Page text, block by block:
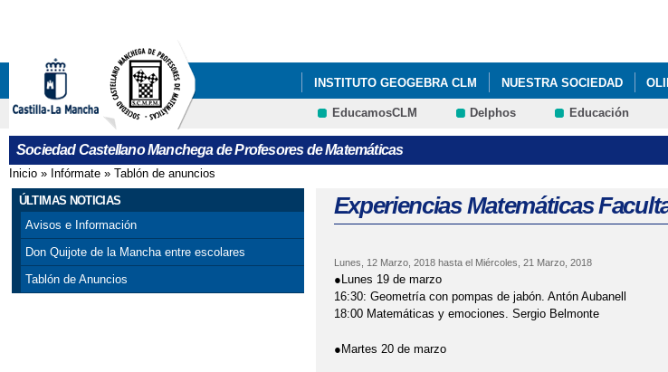
INSTITUTO GEOGEBRA CLM NUESTRA SOCIEDAD
GALA DEL CONCURSO UTILIZA MATEMÁTICAS 2016
X CONCURSO DE CARTELES OLIMPIADA MATEMÁTICA DE
EducamosCLM Delphos Educación
Sociedad Castellano Manchega de Profesores de Matemáticas
Se encuentra usted aquí
Inicio » Infórmate » Tablón de anuncios
ÚLTIMAS NOTICIAS
Avisos e Información
Don Quijote de la Mancha entre escolares
Tablón de Anuncios
Experiencias Matemáticas
Lunes, 12 Marzo, 2018hasta el Miércoles, 21 Marzo, 2018
●Lunes 19 de marzo
16:30: Geometría con pompas de jabón. Antón Aubanell
18:00 Matemáticas y emociones. Sergio Belmonte
●Martes 20 de marzo